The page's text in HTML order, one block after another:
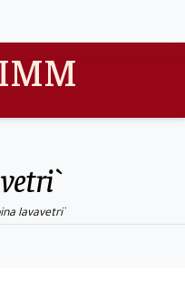
lavavetri`